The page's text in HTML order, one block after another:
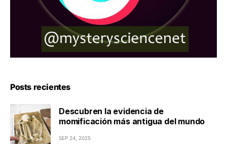
Posts recientes
Descubren la evidencia de
momificación más antigua del mundo
SEP 24, 2025